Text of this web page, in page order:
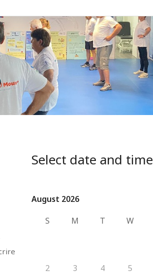
Select date and time
August 2026
August 2026
S
M T W
2 3 4 5